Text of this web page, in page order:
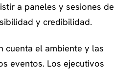
a paneles y sesiones de
y credibilidad.
cuenta el ambiente y las
eventos. Los ejecutivos